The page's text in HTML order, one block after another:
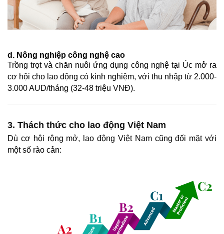
d. Nông nghiệp công nghệ cao
Trồng trọt và chăn nuôi ứng dụng công nghệ tại Úc mở ra
cơ hội cho lao động có kinh nghiệm, với thu nhập từ 2.000-
3.000 AUD/tháng (32-48 triệu VNĐ).
3. Thách thức cho lao động Việt Nam
Dù cơ hội rộng mở, lao động Việt Nam cũng đối mặt với
một số rào cản: